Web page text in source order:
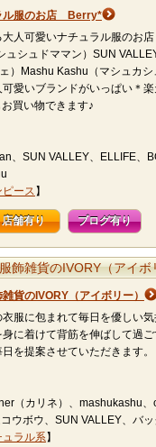
ル服のお店 Berry*
人可愛いナチュラル服のお
ュシュドママン）SUN
）Mashu Kashu（マシュカシ
愛いブランドがいっぱい＊
買い物できます♪
、SUN VALLEY、ELLIFE、
ピース 】
店舗有り ブログ有り
貨のIVORY（アイボリー）
服に包まれて毎日を優しい気
に着けて背筋を伸ばして過
を提案させていただきます。
（カリネ）、mashukashu、
ウボウ、SUN VALLEY、バ
ュラル系】